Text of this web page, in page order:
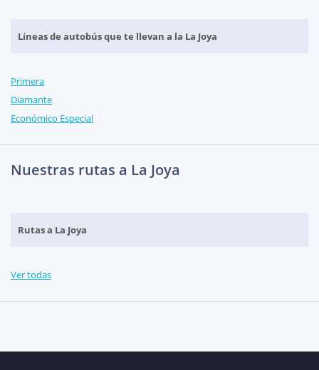
Líneas de autobús que te llevan a la La Joya
Primera
Diamante
Económico Especial
Nuestras rutas a La Joya
Rutas a La Joya
Ver todas